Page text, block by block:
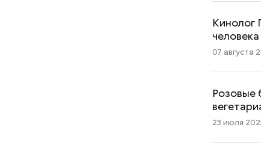
Кинолог
человека
07 августа
Розовые
23 июля